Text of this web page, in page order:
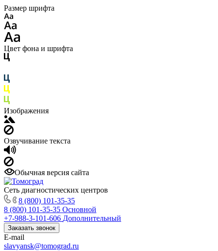
Размер шрифта
Цвет фона и шрифта
Изображения
Озвучивание текста
Обычная версия сайта
Сеть диагностических центров
8 (800) 101-35-35
8 (800) 101-35-35 Основной
+7-988-3-101-606 Дополнительный
Заказать звонок
E-mail
slavyansk@tomograd.ru